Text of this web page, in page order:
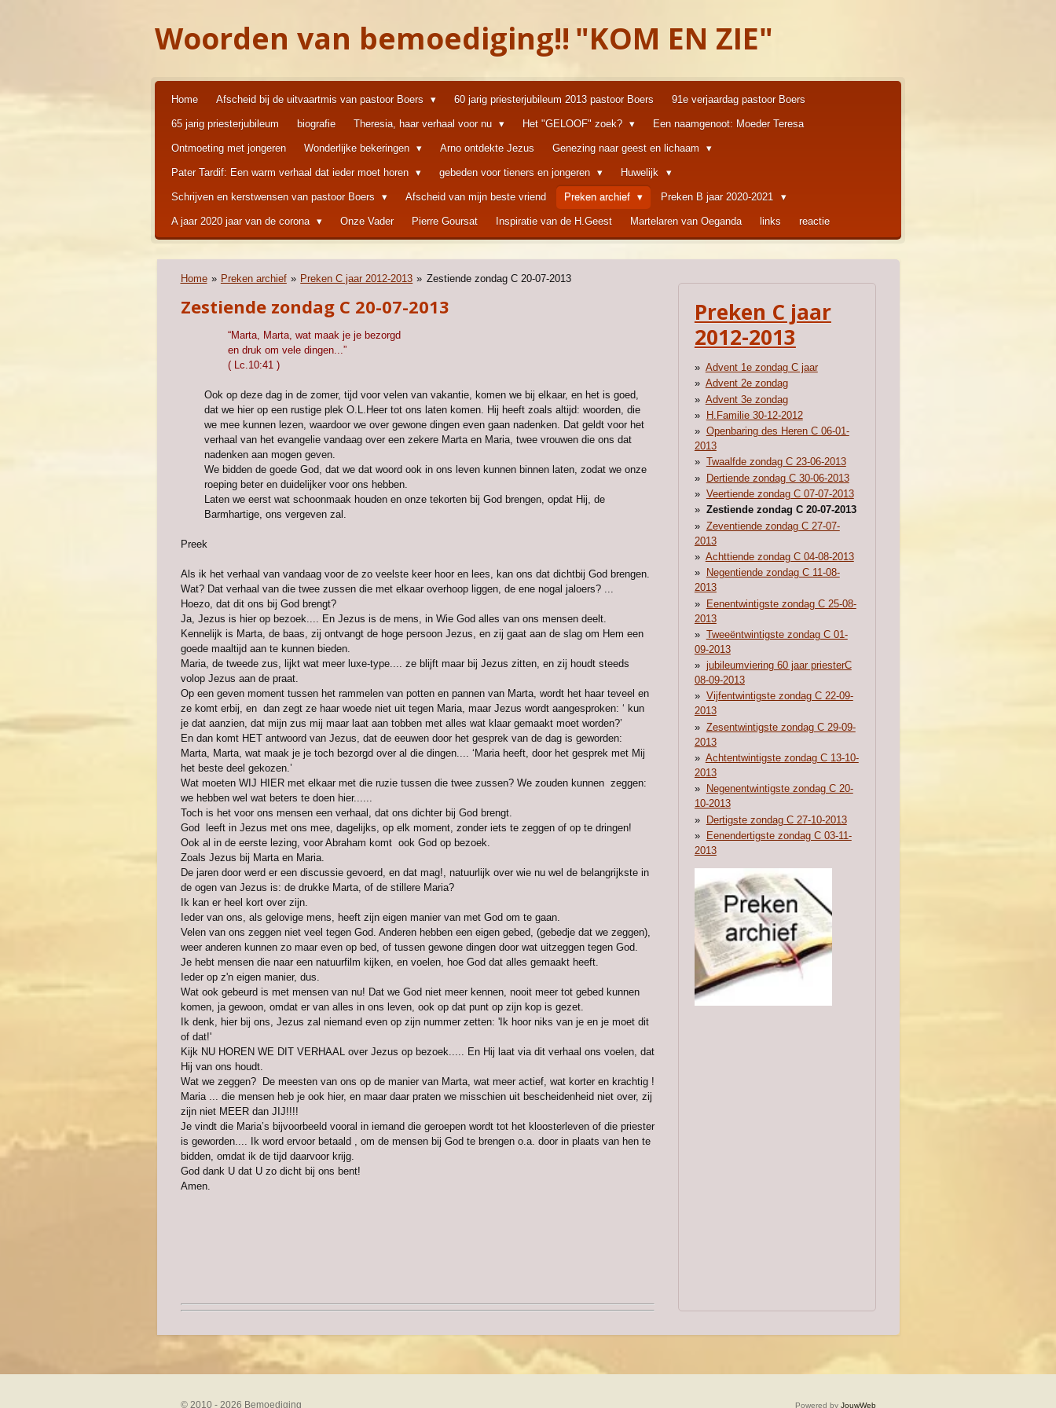
Woorden van bemoediging!! "KOM EN ZIE"
Home Afscheid bij de uitvaartmis van pastoor Boers 60 jarig priesterjubileum 2013 pastoor Boers 91e verjaardag pastoor Boers
65 jarig priesterjubileum biografie Theresia, haar verhaal voor nu Het "GELOOF" zoek? Een naamgenoot: Moeder Teresa
Ontmoeting met jongeren Wonderlijke bekeringen Arno ontdekte Jezus Genezing naar geest en lichaam
Pater Tardif: Een warm verhaal dat ieder moet horen gebeden voor tieners en jongeren Huwelijk
Schrijven en kerstwensen van pastoor Boers Afscheid van mijn beste vriend Preken archief Preken B jaar 2020-2021
A jaar 2020 jaar van de corona Onze Vader Pierre Goursat Inspiratie van de H.Geest Martelaren van Oeganda links reactie
Home » Preken archief » Preken C jaar 2012-2013 » Zestiende zondag C 20-07-2013
Zestiende zondag C 20-07-2013
“Marta, Marta, wat maak je je bezorgd
en druk om vele dingen...”
( Lc.10:41 )
Ook op deze dag in de zomer, tijd voor velen van vakantie, komen we bij elkaar, en het is goed,
dat we hier op een rustige plek O.L.Heer tot ons laten komen. Hij heeft zoals altijd: woorden, die
we mee kunnen lezen, waardoor we over gewone dingen even gaan nadenken. Dat geldt voor het
verhaal van het evangelie vandaag over een zekere Marta en Maria, twee vrouwen die ons dat
nadenken aan mogen geven.
We bidden de goede God, dat we dat woord ook in ons leven kunnen binnen laten, zodat we onze
roeping beter en duidelijker voor ons hebben.
Laten we eerst wat schoonmaak houden en onze tekorten bij God brengen, opdat Hij, de
Barmhartige, ons vergeven zal.
Preek
Als ik het verhaal van vandaag voor de zo veelste keer hoor en lees, kan ons dat dichtbij God brengen.
Wat? Dat verhaal van die twee zussen die met elkaar overhoop liggen, de ene nogal jaloers? ...
Hoezo, dat dit ons bij God brengt?
Ja, Jezus is hier op bezoek.... En Jezus is de mens, in Wie God alles van ons mensen deelt.
Kennelijk is Marta, de baas, zij ontvangt de hoge persoon Jezus, en zij gaat aan de slag om Hem een
goede maaltijd aan te kunnen bieden.
Maria, de tweede zus, lijkt wat meer luxe-type.... ze blijft maar bij Jezus zitten, en zij houdt steeds
volop Jezus aan de praat.
Op een geven moment tussen het rammelen van potten en pannen van Marta, wordt het haar teveel en
ze komt erbij, en dan zegt ze haar woede niet uit tegen Maria, maar Jezus wordt aangesproken: ‘ kun
je dat aanzien, dat mijn zus mij maar laat aan tobben met alles wat klaar gemaakt moet worden?’
En dan komt HET antwoord van Jezus, dat de eeuwen door het gesprek van de dag is geworden:
Marta, Marta, wat maak je je toch bezorgd over al die dingen.... ‘Maria heeft, door het gesprek met Mij
het beste deel gekozen.’
Wat moeten WIJ HIER met elkaar met die ruzie tussen die twee zussen? We zouden kunnen zeggen:
we hebben wel wat beters te doen hier......
Toch is het voor ons mensen een verhaal, dat ons dichter bij God brengt.
God leeft in Jezus met ons mee, dagelijks, op elk moment, zonder iets te zeggen of op te dringen!
Ook al in de eerste lezing, voor Abraham komt ook God op bezoek.
Zoals Jezus bij Marta en Maria.
De jaren door werd er een discussie gevoerd, en dat mag!, natuurlijk over wie nu wel de belangrijkste in
de ogen van Jezus is: de drukke Marta, of de stillere Maria?
Ik kan er heel kort over zijn.
Ieder van ons, als gelovige mens, heeft zijn eigen manier van met God om te gaan.
Velen van ons zeggen niet veel tegen God. Anderen hebben een eigen gebed, (gebedje dat we zeggen),
weer anderen kunnen zo maar even op bed, of tussen gewone dingen door wat uitzeggen tegen God.
Je hebt mensen die naar een natuurfilm kijken, en voelen, hoe God dat alles gemaakt heeft.
Ieder op z'n eigen manier, dus.
Wat ook gebeurd is met mensen van nu! Dat we God niet meer kennen, nooit meer tot gebed kunnen
komen, ja gewoon, omdat er van alles in ons leven, ook op dat punt op zijn kop is gezet.
Ik denk, hier bij ons, Jezus zal niemand even op zijn nummer zetten: 'Ik hoor niks van je en je moet dit
of dat!'
Kijk NU HOREN WE DIT VERHAAL over Jezus op bezoek..... En Hij laat via dit verhaal ons voelen, dat
Hij van ons houdt.
Wat we zeggen? De meesten van ons op de manier van Marta, wat meer actief, wat korter en krachtig !
Maria ... die mensen heb je ook hier, en maar daar praten we misschien uit bescheidenheid niet over, zij
zijn niet MEER dan JIJ!!!!
Je vindt die Maria’s bijvoorbeeld vooral in iemand die geroepen wordt tot het kloosterleven of die priester
is geworden.... Ik word ervoor betaald , om de mensen bij God te brengen o.a. door in plaats van hen te
bidden, omdat ik de tijd daarvoor krijg.
God dank U dat U zo dicht bij ons bent!
Amen.
Preken C jaar
2012-2013
Advent 1e zondag C jaar
Advent 2e zondag
Advent 3e zondag
H.Familie 30-12-2012
Openbaring des Heren C 06-01-
2013
Twaalfde zondag C 23-06-2013
Dertiende zondag C 30-06-2013
Veertiende zondag C 07-07-2013
Zestiende zondag C 20-07-2013
Zeventiende zondag C 27-07-
2013
Achttiende zondag C 04-08-2013
Negentiende zondag C 11-08-
2013
Eenentwintigste zondag C 25-08-
2013
Tweeëntwintigste zondag C 01-
09-2013
jubileumviering 60 jaar priesterC
08-09-2013
Vijfentwintigste zondag C 22-09-
2013
Zesentwintigste zondag C 29-09-
2013
Achtentwintigste zondag C 13-10-
2013
Negenentwintigste zondag C 20-
10-2013
Dertigste zondag C 27-10-2013
Eenendertigste zondag C 03-11-
2013
© 2010 - 2026 Bemoediging Powered by JouwWeb